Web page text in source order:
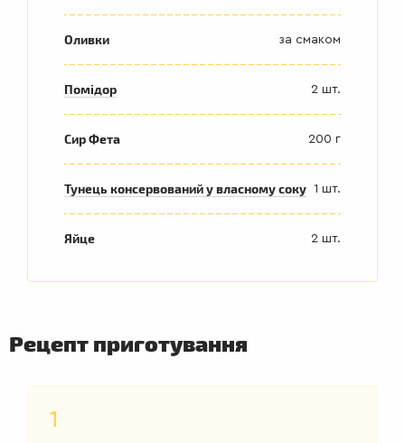
Оливки за смаком
Помідор 2 шт.
Сир Фета 200 г
Тунець консервований у власному соку 1 шт.
Яйце 2 шт.
Рецепт приготування
1